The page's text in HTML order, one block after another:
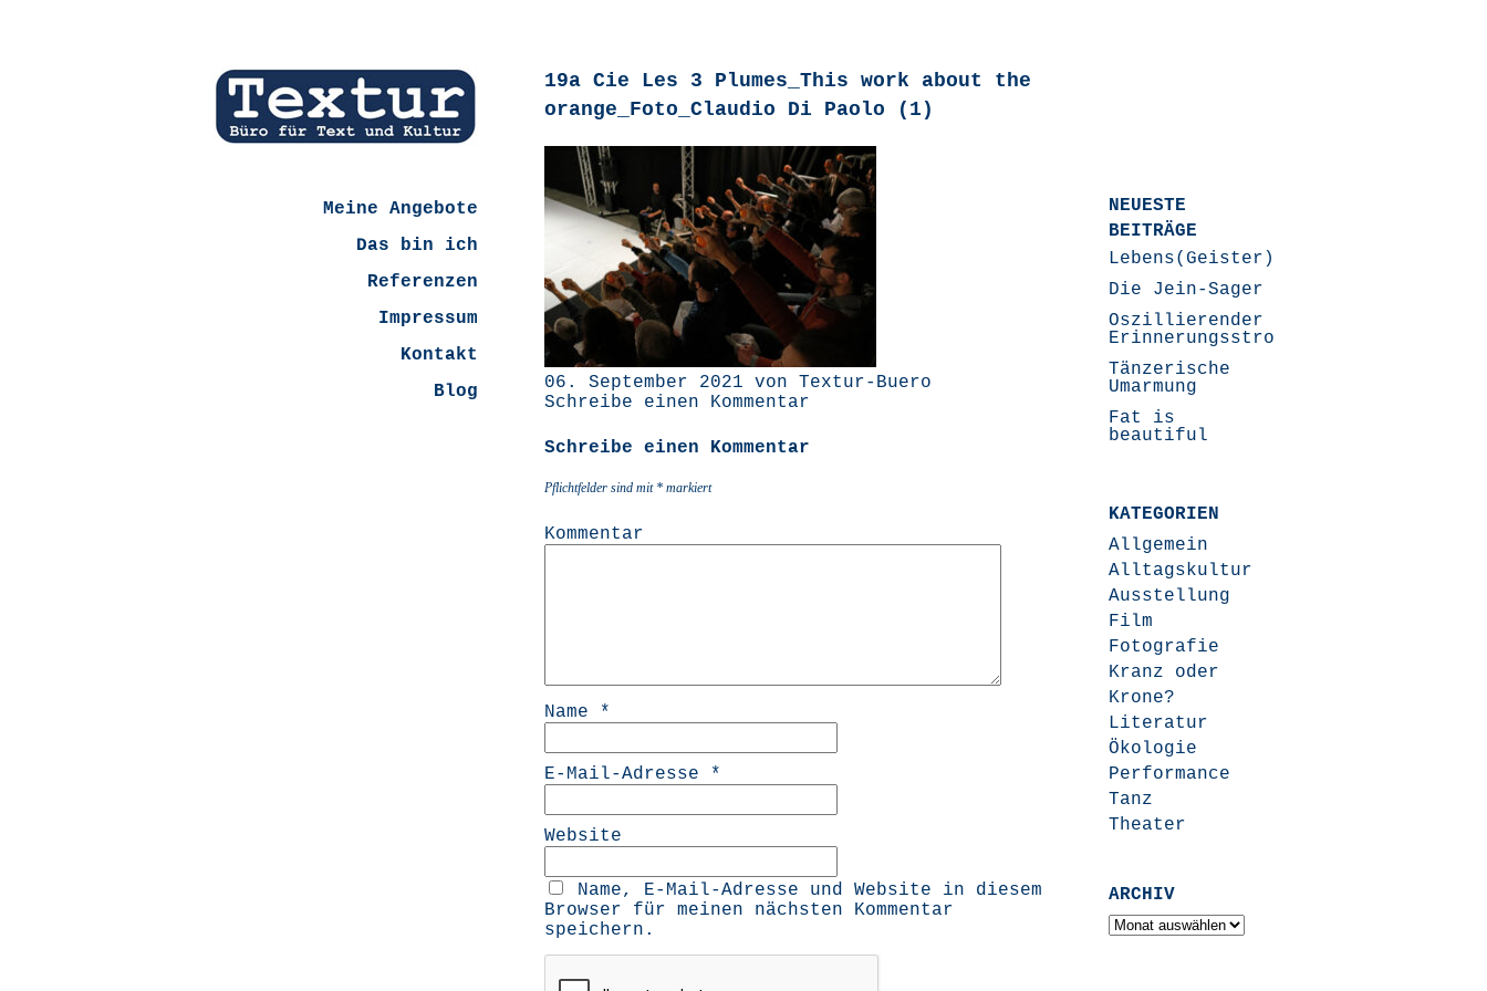
Meine Angebote
Das bin ich
Referenzen
Impressum
Kontakt
Blog
19a Cie Les 3 Plumes_This work about the
orange_Foto_Claudio Di Paolo (1)
06. September 2021 von Textur-Buero
Schreibe einen Kommentar
Schreibe einen Kommentar
Pflichtfelder sind mit * markiert
Kommentar
Name *
E-Mail-Adresse *
Website
Name, E-Mail-Adresse und Website in diesem
Browser für meinen nächsten Kommentar
speichern.
NEUESTE
BEITRÄGE
Lebens(Geister)Geschichten
Die Jein-Sager
Oszillierender
Erinnerungsstrom
Tänzerische
Umarmung
Fat is
beautiful
KATEGORIEN
Allgemein
Alltagskultur
Ausstellung
Film
Fotografie
Kranz oder
Krone?
Literatur
Ökologie
Performance
Tanz
Theater
ARCHIV
Archiv